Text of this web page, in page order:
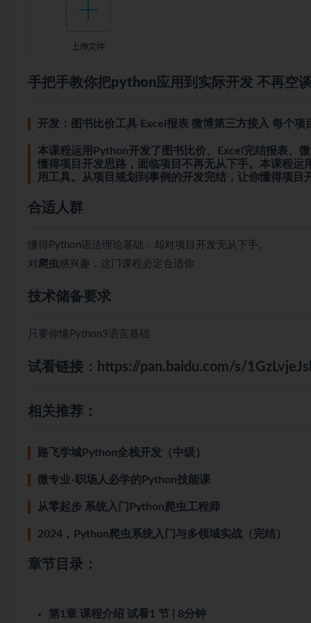
手把手教你把python 应用到实际开发 不再空
开发：图书比价工具 Excel报表 微博第三方接入 每个项
本课程运用Python开发了图书比价、Excel完结报表、
懂得项目开发思路，面临项目不再无从下手。本课程
用工具。从项目规划到事例的开发完结，让你懂得项
合适人群
懂得Python语法理论基础，却对项目开发无从下手。
对爬虫 感兴趣，这门课程必定合适你
技术储备要求
只要你懂Python3语言基础
试看链接： https://pan.baidu.com/s/
相关推荐：
路飞学城Python全栈开发（中级）
微专业-职场人必学的Python技能课
从零起步 系统入门Python爬虫工程师
2024，Python爬虫系统入门与多领域实战（完结）
章节目录：
第1章 课程介绍 试看1 节 | 8分钟